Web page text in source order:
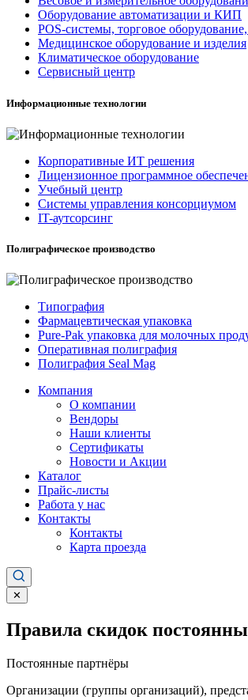
Оборудование автоматизации и КИП
POS-системы, торговое
Медицинское оборудование и изделия
Климатическое оборудование
Сервисный центр
Информационные технологии
Корпоративные ИТ решения
Лицензионное программное
Учебный центр
Системы управления консорциумом
IT-аутсорсинг
Полиграфическое производство
Типография
Фармацевтическая упаковка
Pure-Pak упаковка для молочных
Оперативная полиграфия
Полиграфия Seal Mag
Компания
О компании
Вендоры
Наши клиенты
Сертификаты
Новости и Акции
Каталог
Прайс-листы
Работа у нас
Контакты
Контакты
Карта проезда
✕
Правила скидок
Постоянные партнёры
Организации (группы организаций),